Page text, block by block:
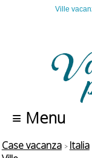
Ville
≡ Menu
Case vacanza Italia